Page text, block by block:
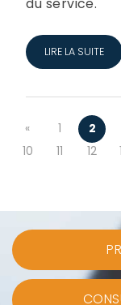
du service.
LIRE LA SUITE
« 1 2
10
11 12